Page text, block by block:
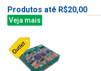
Produtos até R$20,00
Veja mais